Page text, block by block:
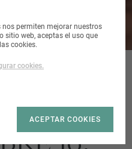
16;
nos permiten mejorar nuestros
sitio web, aceptas el uso que
cookies.
cookies.
ACEPTAR COOKIES